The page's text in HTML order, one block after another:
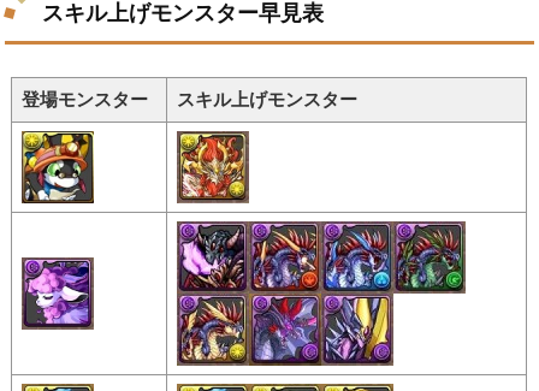
スキル上げモンスター早見表
登場モンスター スキル上げモンスター